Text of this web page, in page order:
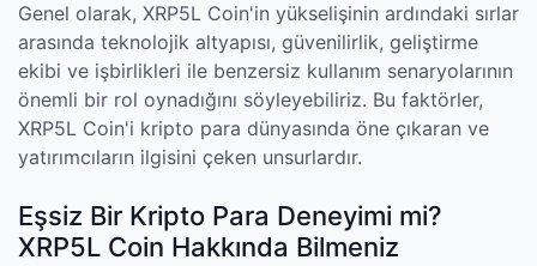
Genel olarak, XRP5L Coin'in yükselişinin ardındaki sırlar
arasında teknolojik altyapısı, güvenilirlik, geliştirme
ekibi ve işbirlikleri ile benzersiz kullanım senaryolarının
önemli bir rol oynadığını söyleyebiliriz. Bu faktörler,
XRP5L Coin'i kripto para dünyasında öne çıkaran ve
yatırımcıların ilgisini çeken unsurlardır.
Eşsiz Bir Kripto Para Deneyimi mi?
XRP5L Coin Hakkında Bilmeniz